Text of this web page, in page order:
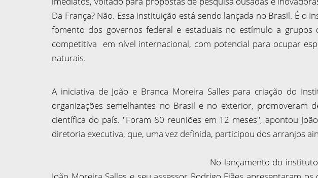
Da França? Não. Essa instituição está sendo lançada no Brasil. É
fomento dos governos federal e estaduais no estímulo a
competitiva em nível internacional, com potencial para ocupar
naturais.
A iniciativa de João e Branca Moreira Salles para criação do
organizações semelhantes no Brasil e no exterior, promoveram
científica do país. "Foram 80 reuniões em 12 meses", apontou
diretoria executiva, que, uma vez definida, participou dos arranjos
No lançamento do